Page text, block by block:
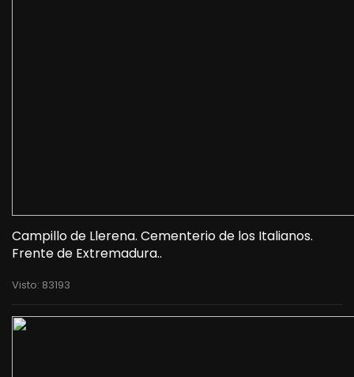
Campillo de Llerena. Cementerio de los Italianos.
Frente de Extremadura..
Visto: 83193